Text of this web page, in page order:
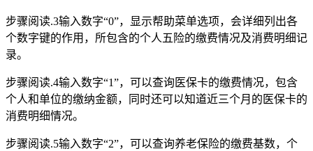
步骤阅读.3输入数字“0”，显示帮助菜单选项，会详细列出各
个数字键的作用，所包含的个人五险的缴费情况及消费明细记
录。
步骤阅读.4输入数字“1”，可以查询医保卡的缴费情况，包含
个人和单位的缴纳金额，同时还可以知道近三个月的医保卡的
消费明细情况。
步骤阅读.5输入数字“2”，可以查询养老保险的缴费基数，个